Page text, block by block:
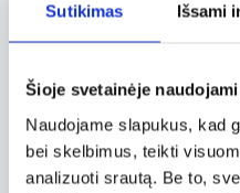
Sutikimas Išsami
Šioje svetainėje
Naudojame slapukus, kad
bei skelbimus, teikti
analizuoti srautą. Be to,
susirasti nuolaidą ir
mobiliojo telefono
naudojant ir
stovėjimo aikštelėje ar
įsigyti bilietą į Vilniaus
programėlės